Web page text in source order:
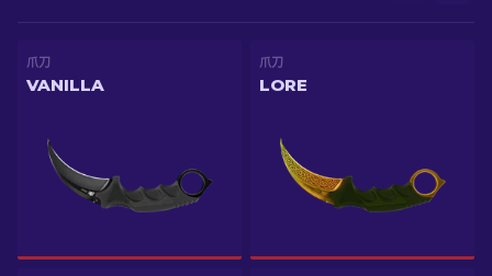
爪刀
VANILLA
爪刀
LORE